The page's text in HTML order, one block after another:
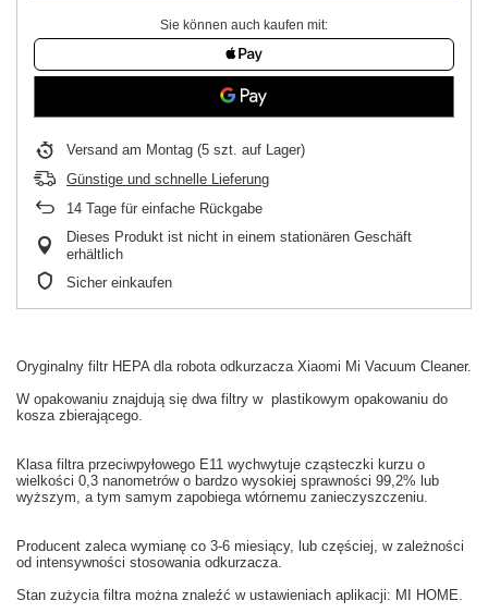
Sie können auch kaufen mit:
Versand am Montag (5 szt. auf Lager)
Günstige und schnelle Lieferung
14 Tage für einfache Rückgabe
Dieses Produkt ist nicht in einem stationären Geschäft
erhältlich
Sicher einkaufen
Oryginalny filtr HEPA dla robota odkurzacza Xiaomi Mi Vacuum Cleaner.
W opakowaniu znajdują się dwa filtry w plastikowym opakowaniu do
kosza zbierającego.
Klasa filtra przeciwpyłowego E11 wychwytuje cząsteczki kurzu o
wielkości 0,3 nanometrów o bardzo wysokiej sprawności 99,2% lub
wyższym, a tym samym zapobiega wtórnemu zanieczyszczeniu.
Producent zaleca wymianę co 3-6 miesiący, lub częściej, w zależności
od intensywności stosowania odkurzacza.
Stan zużycia filtra można znaleźć w ustawieniach aplikacji: MI HOME.